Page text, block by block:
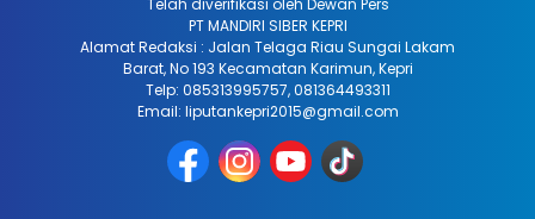
Telah diverifikasi oleh Dewan Pers
PT MANDIRI SIBER KEPRI
Alamat Redaksi : Jalan Telaga Riau Sungai Lakam
Barat, No 193 Kecamatan Karimun, Kepri
Telp: 085313995757, 081364493311
Email: liputankepri2015@gmail.com